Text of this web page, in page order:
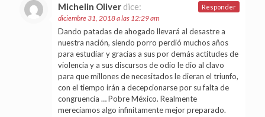
Michelin Oliver dice:
diciembre 31, 2018 a las 12:29 am
Dando patadas de ahogado llevará al desastre a
nuestra nación, siendo porro perdió muchos años
para estudiar y gracias a sus por demás actitudes de
violencia y a sus discursos de odio le dio al clavo
para que millones de necesitados le dieran el triunfo,
con el tiempo irán a decepcionarse por su falta de
congruencia … Pobre México. Realmente
merecíamos algo infinitamente mejor preparado.
Responder